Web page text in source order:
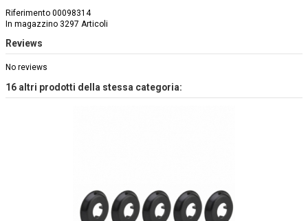
Riferimento 00098314
In magazzino 3297 Articoli
Reviews
No reviews
16 altri prodotti della stessa categoria: